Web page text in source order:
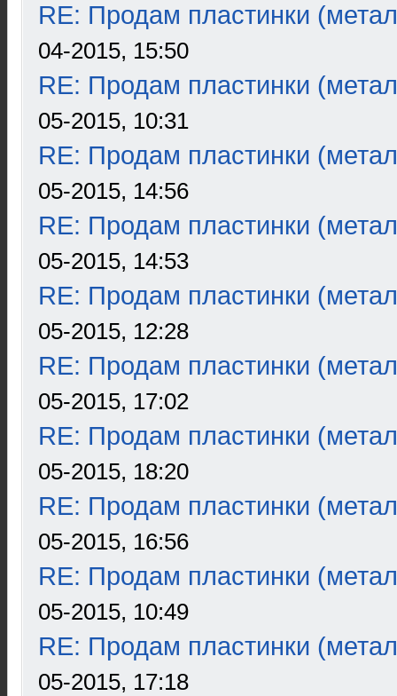
RE: Продам пластинки
04-2015, 15:50
RE: Продам пластинки
05-2015, 10:31
RE: Продам пластинки
05-2015, 14:56
RE: Продам пластинки
05-2015, 14:53
RE: Продам пластинки
05-2015, 12:28
RE: Продам пластинки
05-2015, 17:02
RE: Продам пластинки
05-2015, 18:20
RE: Продам пластинки
05-2015, 16:56
RE: Продам пластинки
05-2015, 10:49
RE: Продам пластинки
05-2015, 17:18